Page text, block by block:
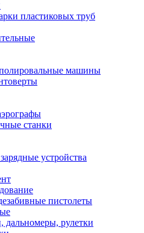
пластиковых труб
машины
станки
устройства
пистолеты
дальномеры, рулетки